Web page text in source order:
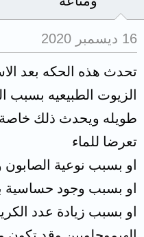
16 ديسمبر 2020
تحدث هذه الحكه بعد
الزيوت الطبيعيه بسبب
طويله ويحدث ذلك خاصة
تعرضا للماء
او بسبب نوعية
او بسبب وجود حساسية
او بسبب زيادة عدد